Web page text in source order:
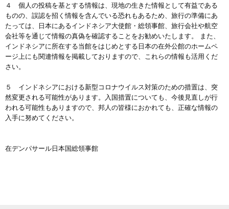
４ 個人の投稿を基とする情報は、現地の生きた情報として有益である
ものの、誤認を招く情報を含んでいる恐れもあるため、旅行の準備にあ
たっては、日本にあるインドネシア大使館・総領事館、旅行会社や航空
会社等を通じて情報の真偽を確認することをお勧めいたします。 また、
インドネシアに所在する当館をはじめとする日本の在外公館のホームペ
ージ上にも関連情報を掲載しておりますので、これらの情報も活用くだ
さい。
５ インドネシアにおける新型コロナウイルス対策のための措置は、突
然変更される可能性があります。入国措置についても、今後見直しが行
われる可能性もありますので、邦人の皆様におかれても、正確な情報の
入手に努めてください。
在デンパサール日本国総領事館